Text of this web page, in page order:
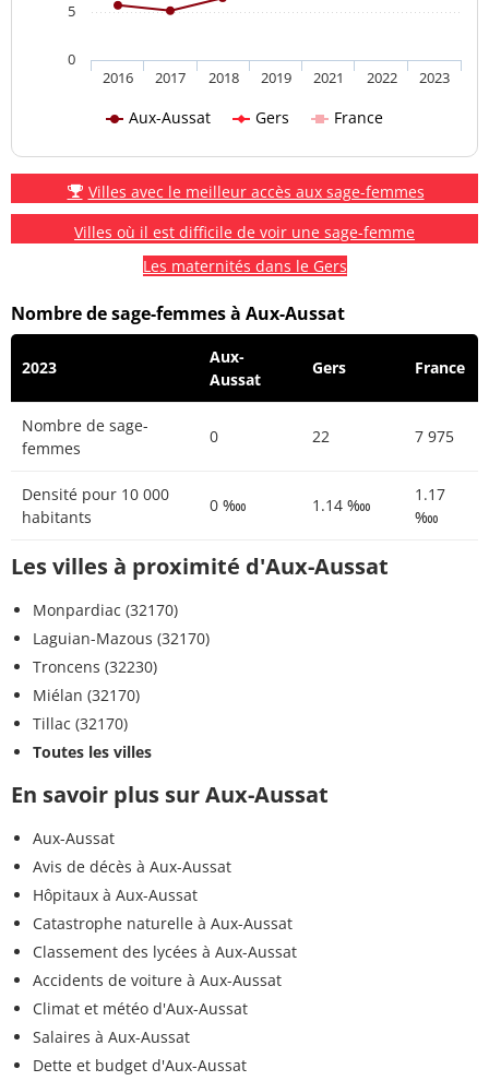
Aux-Aussat Gers France
2016 2017 2018 2019 2021 2022 2023
0
5
Villes avec le meilleur accès aux sage-femmes
Villes où il est difficile de voir une sage-femme
Les maternités dans le Gers
Nombre de sage-femmes à Aux-Aussat
2023
Aux-
Aussat
Gers France
Nombre de sage-
femmes
0 22 7 975
Densité pour 10 000
habitants
0 ‱ 1.14 ‱
1.17
‱
Les villes à proximité d'Aux-Aussat
Monpardiac (32170)
Laguian-Mazous (32170)
Troncens (32230)
Miélan (32170)
Tillac (32170)
Toutes les villes
En savoir plus sur Aux-Aussat
Aux-Aussat
Avis de décès à Aux-Aussat
Hôpitaux à Aux-Aussat
Catastrophe naturelle à Aux-Aussat
Classement des lycées à Aux-Aussat
Accidents de voiture à Aux-Aussat
Climat et météo d'Aux-Aussat
Salaires à Aux-Aussat
Dette et budget d'Aux-Aussat